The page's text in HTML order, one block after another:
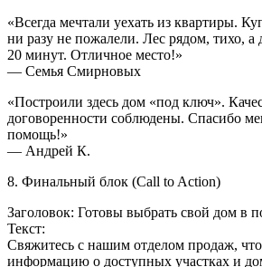
«Всегда мечтали уехать из квартиры.
ни разу не пожалели. Лес рядом, тихо, а
20 минут. Отличное место!»
— Семья Смирновых
«Построили здесь дом «под ключ».
договоренности соблюдены. Спасибо
помощь!»
— Андрей К.
8. Финальный блок (Call to Action)
Заголовок: Готовы выбрать свой дом в
Текст:
Свяжитесь с нашим отделом продаж,
информацию о доступных участках и